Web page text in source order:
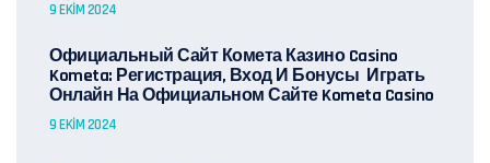
9 EKIM 2024
Официальный Сайт Комета Казино Casino
Kometa: Регистрация, Вход И Бонусы ️ Играть
Онлайн На Официальном Сайте Kometa Casino
9 EKIM 2024